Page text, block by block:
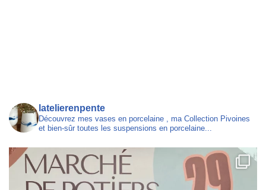
latelierenpente
Découvrez mes vases en porcelaine , ma Collection Pivoines
et bien-sûr toutes les suspensions en porcelaine...